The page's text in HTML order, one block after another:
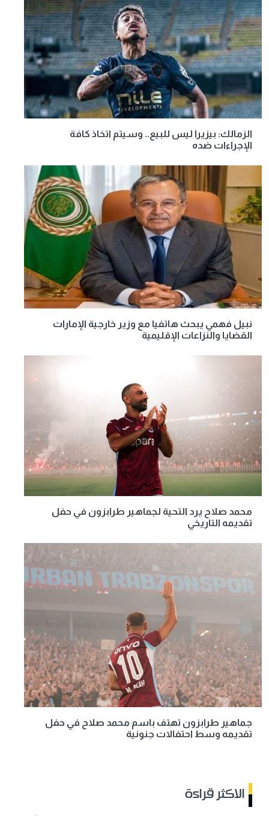
الزمالك: بيزيرا ليس للبيع.. وسيتم اتخاذ كافة
الإجراءات ضده
نبيل فهمي يبحث هاتفيا مع وزير خارجية الإمارات
القضايا والنزاعات الإقليمية
محمد صلاح يرد التحية لجماهير طرابزون في حفل
تقديمه التاريخي
جماهير طرابزون تهتف باسم محمد صلاح في حفل
تقديمه وسط احتفالات جنونية
الاكثر قراءة